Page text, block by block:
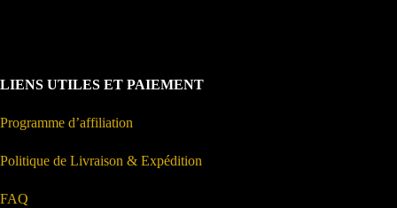
LIENS UTILES ET PAIEMENT
Programme d’affiliation
Politique de Livraison & Expédition
FAQ